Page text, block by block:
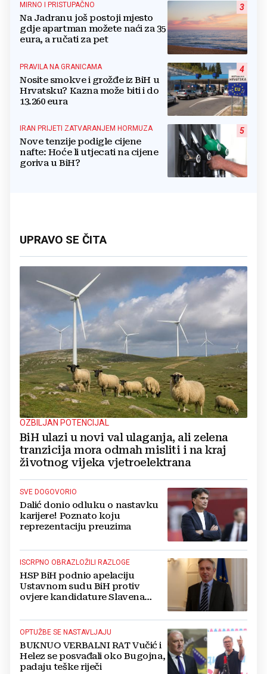
3
MIRNO I PRISTUPAČNO
Na Jadranu još postoji mjesto
gdje apartman možete naći za 35
eura, a ručati za pet
4
PRAVILA NA GRANICAMA
Nosite smokve i grožđe iz BiH u
Hrvatsku? Kazna može biti i do
13.260 eura
5
IRAN PRIJETI ZATVARANJEM HORMUZA
Nove tenzije podigle cijene
nafte: Hoće li utjecati na cijene
goriva u BiH?
UPRAVO SE ČITA
OZBILJAN POTENCIJAL
BiH ulazi u novi val ulaganja, ali zelena
tranzicija mora odmah misliti i na kraj
životnog vijeka vjetroelektrana
SVE DOGOVORIO
Dalić donio odluku o nastavku
karijere! Poznato koju
reprezentaciju preuzima
ISCRPNO OBRAZLOŽILI RAZLOGE
HSP BiH podnio apelaciju
Ustavnom sudu BiH protiv
ovjere kandidature Slavena
OPTUŽBE SE NASTAVLJAJU
BUKNUO VERBALNI RAT Vučić i
Helez se posvađali oko Bugojna,
padaju teške riječi